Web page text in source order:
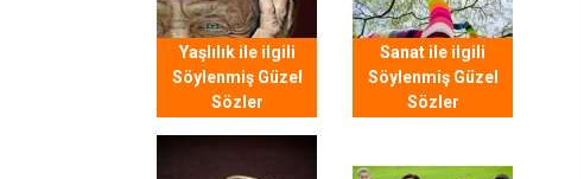
Yaşlılık ile ilgili
Söylenmiş Güzel
Sözler
Sanat ile ilgili
Söylenmiş Güzel
Sözler